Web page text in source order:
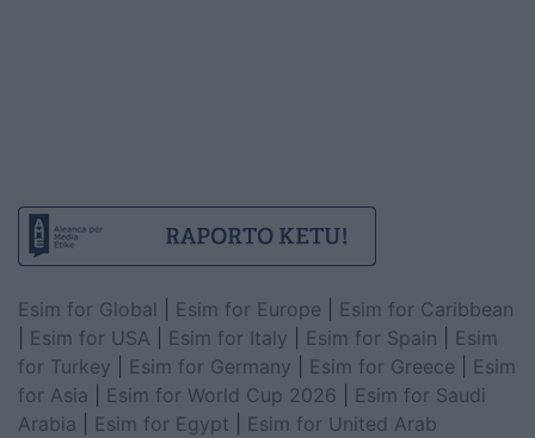
Esim for Global Esim for Europe
Esim for Caribbean
Esim for USA Esim for Italy Esim for Spain
Esim
for Turkey
Esim for Germany Esim for Greece
Esim
for Asia
Esim for World Cup 2026
Esim for Saudi
Arabia
Esim for Egypt
Esim for United Arab